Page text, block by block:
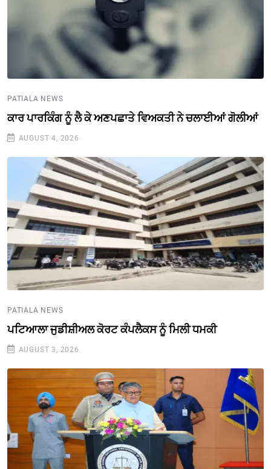
PATIALA NEWS
ਕਾਰ ਪਾਰਕਿੰਗ ਨੂੰ ਲੈ ਕੇ ਅਣਪਛਾਤੇ ਵਿਅਕਤੀ ਨੇ ਚਲਾਈਆਂ ਗੋਲੀਆਂ
AUGUST 4, 2026
PATIALA NEWS
ਪਟਿਆਲਾ ਜੁਡੀਸ਼ੀਅਲ ਕੋਰਟ ਕੰਪਲੈਕਸ ਨੂੰ ਮਿਲੀ ਧਮਕੀ
AUGUST 3, 2026